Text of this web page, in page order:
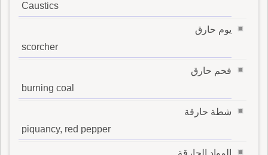
Caustics
يوم حارق
scorcher
فحم حارق
burning coal
شطة حارقة
piquancy, red pepper